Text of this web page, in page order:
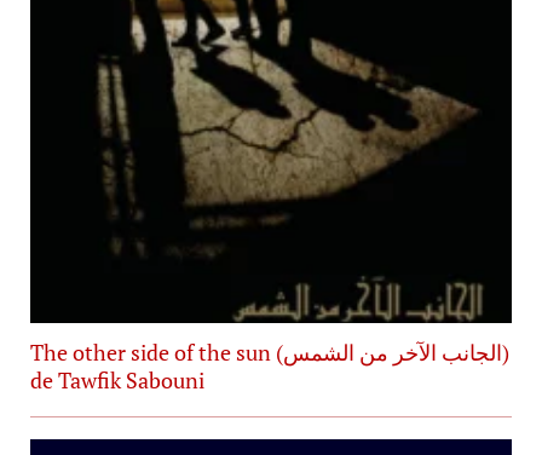
The other side of the sun (الجانب الآخر من الشمس)
de Tawfik Sabouni